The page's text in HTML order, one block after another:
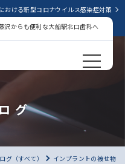
おける新型コロナウイルス感染症対策
沢からも便利な大船駅北口歯科へ
グ
グ（すべて） インプラントの被せ物